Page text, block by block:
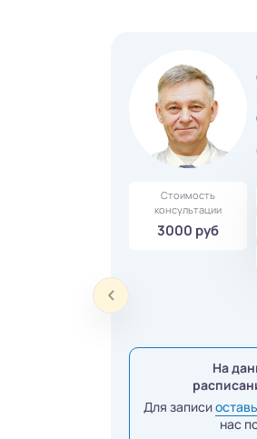
Стоимость
консультации
3000 руб
На
Для записи
нас